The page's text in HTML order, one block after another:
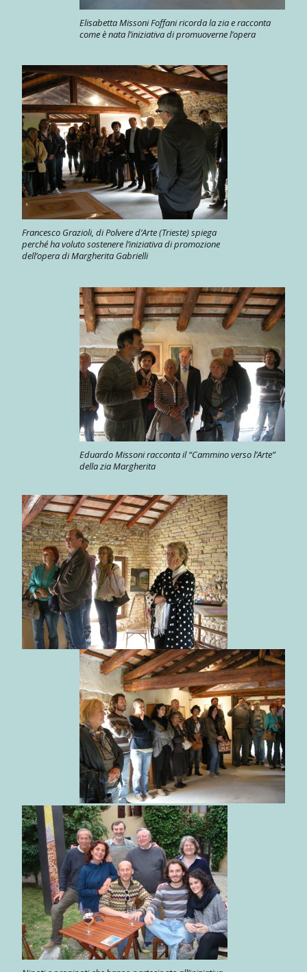
Elisabetta Missoni Foffani ricorda la zia e racconta
come è nata l’iniziativa di promuoverne l’opera
Francesco Grazioli, di Polvere d’Arte (Trieste) spiega
perché ha voluto sostenere l’iniziativa di promozione
dell’opera di Margherita Gabrielli
Eduardo Missoni racconta il “Cammino verso l’Arte”
della zia Margherita